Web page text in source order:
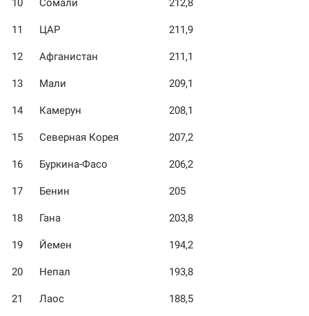
10 Сомали 212,8
11 ЦАР 211,9
12 Афганистан 211,1
13 Мали 209,1
14 Камерун 208,1
15 Северная Корея 207,2
16 Буркина-Фасо 206,2
17 Бенин 205
18 Гана 203,8
19 Йемен 194,2
20 Непал 193,8
21 Лаос 188,5